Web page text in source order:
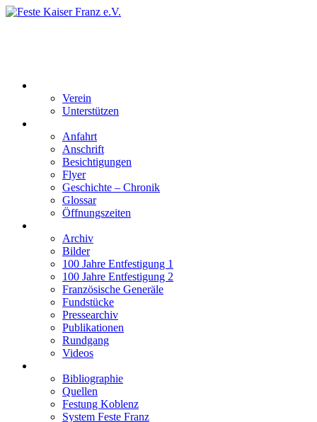
Verein
Unterstützen
Anfahrt
Anschrift
Besichtigungen
Flyer
Geschichte – Chronik
Glossar
Öffnungszeiten
Archiv
Bilder
100 Jahre Entfestigung 1
100 Jahre Entfestigung 2
Französische Generäle
Fundstücke
Pressearchiv
Publikationen
Rundgang
Videos
Bibliographie
Quellen
Festung Koblenz
System Feste Franz